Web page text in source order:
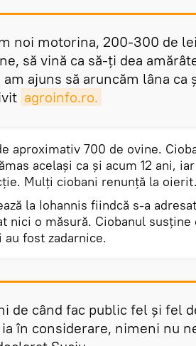
noi motorina, 200-300 de
să vină ca să-ți dea
ajuns să aruncăm lâna ca
agroinfo.ro.
aproximativ 700 de ovine.
același ca și acum 12 ani,
Mulți ciobani renunță la oierit.
la Iohannis fiindcă s-a
nici o măsură. Ciobanul susține
fost zadarnice.
de când fac public fel și fel
în considerare, nimeni nu